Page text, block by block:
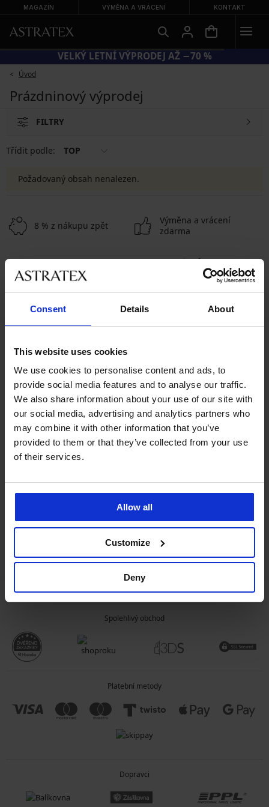
Consent Details About
This website uses cookies
We use cookies to personalise content and ads, to
provide social media features and to analyse our traffic.
We also share information about your use of our site with
our social media, advertising and analytics partners who
may combine it with other information that you’ve
provided to them or that they’ve collected from your use
of their services.
Allow all
Customize
Deny
MAGAZÍN VÝMĚNA A VRÁCENÍ KONTAKT
VELKÝ LETNÍ VÝPRODEJ AŽ −70 %
Úvod
Prázdninový výprodej
FILTRY
Třídit podle: TOP
Požadovaný obsah nenalezen.
8 % z nákupu zpět
Výměna a vrácení
zdarma
Výhodné poštovné
Chytrý průvodce
Zákaznická podpora
491 204 304
info@astratex.cz
Newsletter
Nenechte si ujít žádnou slevu.
CHCI ODEBÍRAT
SLUŽBY ZÁKAZNÍKŮM
OBECNÉ INFORMACE
O SPOLEČNOSTI
Spolehlivý obchod
Platební metody
Dopravci